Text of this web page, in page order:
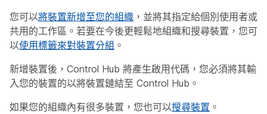
您可以將裝置新增至您的組織 ，並將其指定給個別使用者或
共用的工作區。若要在今後更輕鬆地組織和搜尋裝置，您可
以使用標籤來對裝置分組 。
新增裝置後，Control Hub 將產生啟用代碼，您必須將其輸
入您的裝置的以將裝置鏈結至 Control Hub。
如果您的組織內有很多裝置，您也可以搜尋裝置 。